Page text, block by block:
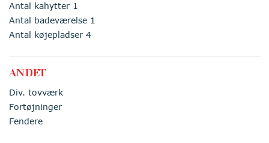
Antal kahytter 1
Antal badeværelse 1
Antal køjepladser 4
ANDET
Div. tovværk
Fortøjninger
Fendere